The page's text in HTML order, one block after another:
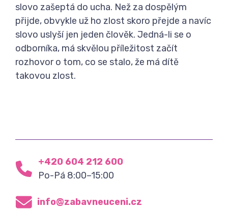
slovo zašeptá do ucha. Než za dospělým
přijde, obvykle už ho zlost skoro přejde a navíc
slovo uslyší jen jeden člověk. Jedná-li se o
odborníka, má skvělou příležitost začít
rozhovor o tom, co se stalo, že má dítě
takovou zlost.
+420 604 212 600
Po-Pá 8:00–15:00
info@zabavneuceni.cz